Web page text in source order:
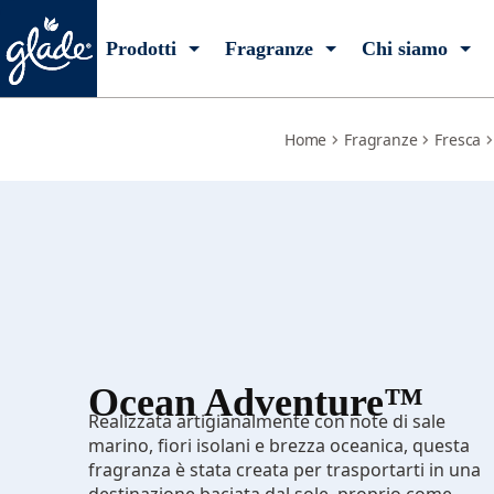
Prodotti Fragranze Chi siamo
Home Fragranze Fresca
Ocean Adventure™
Realizzata artigianalmente con note di sale
marino, fiori isolani e brezza oceanica, questa
fragranza è stata creata per trasportarti in una